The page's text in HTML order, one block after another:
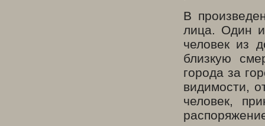
В
лица. Один
человек из
близкую
города за
видимости,
человек,